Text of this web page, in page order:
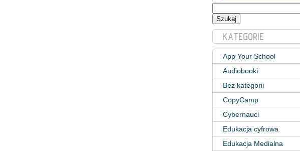
KATEGORIE
App Your School
Audiobooki
Bez kategorii
CopyCamp
Cybernauci
Edukacja cyfrowa
Edukacja Medialna